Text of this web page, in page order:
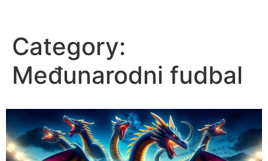
Category:
Međunarodni fudbal